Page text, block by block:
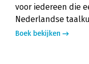
voor iedereen die
Nederlandse
Boek bekijken